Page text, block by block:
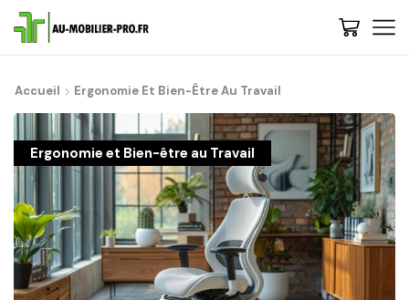
Accueil Ergonomie Et Bien-Être Au Travail
Ergonomie et Bien-être au Travail